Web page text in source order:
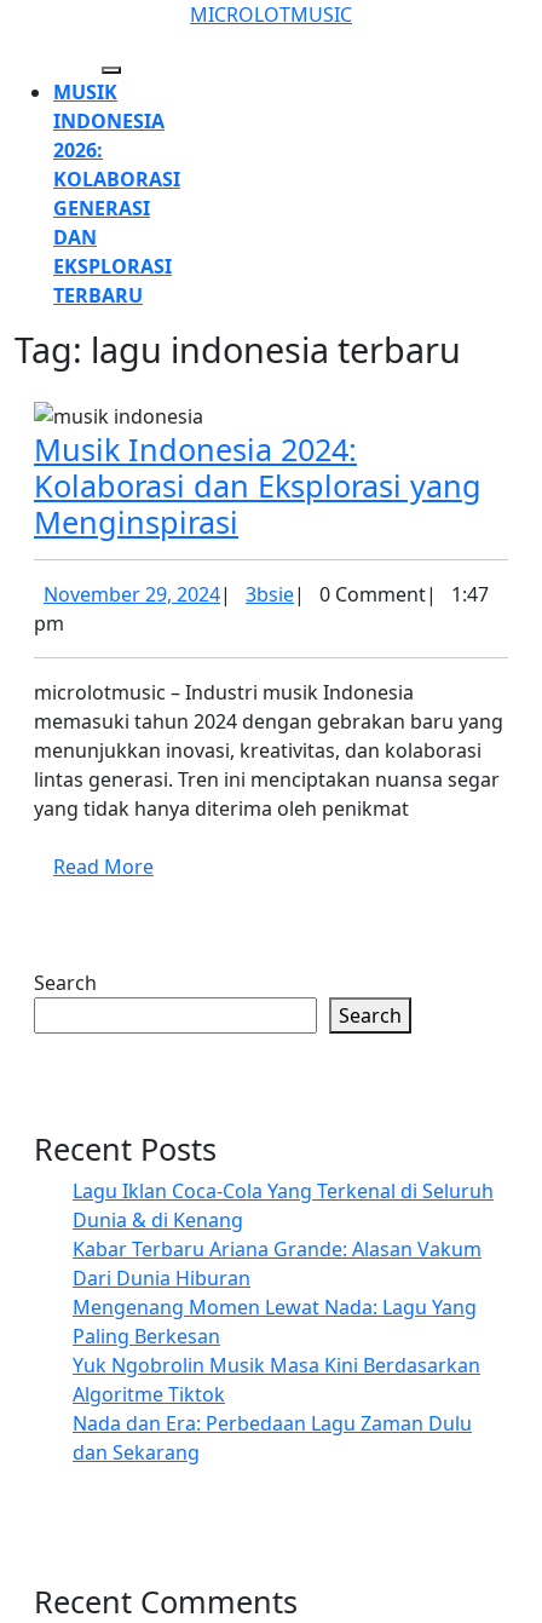
MICROLOTMUSIC
Open
Button
MUSIK
INDONESIA
2026:
KOLABORASI
GENERASI
DAN
EKSPLORASI
TERBARU
CLOSE
BUTTON
Tag: lagu indonesia terbaru
Musik Indonesia 2024:
Kolaborasi dan Eksplorasi yang
Menginspirasi
Indonesia
2024:
dan
Eksplorasi
yang
Menginspirasi
November 29, 2024November
2024
| 3bsie3bsie
| 0 Comment|
1:47
pm
microlotmusic – Industri musik Indonesia
memasuki tahun 2024 dengan gebrakan baru yang
menunjukkan inovasi, kreativitas, dan kolaborasi
lintas generasi. Tren ini menciptakan nuansa segar
yang tidak hanya diterima oleh penikmat
Read MoreRead
Search
Search
Recent Posts
Lagu Iklan Coca-Cola Yang Terkenal di Seluruh
Dunia & di Kenang
Kabar Terbaru Ariana Grande: Alasan Vakum
Dari Dunia Hiburan
Mengenang Momen Lewat Nada: Lagu Yang
Paling Berkesan
Yuk Ngobrolin Musik Masa Kini Berdasarkan
Algoritme Tiktok
Nada dan Era: Perbedaan Lagu Zaman Dulu
dan Sekarang
Recent Comments